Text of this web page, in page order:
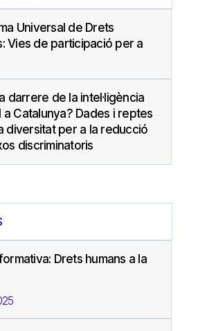
Universal de Drets
Vies de participació per a
darrere de la intel·ligència
a Catalunya? Dades i reptes
diversitat per a la reducció
discriminatoris
Drets humans a la